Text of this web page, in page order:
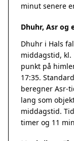
minut senere
Dhuhr, Asr og
Dhuhr i Hals
middagstid, kl.
punkt på
17:35.
beregner Asr-
lang som
middagstid.
timer og 11